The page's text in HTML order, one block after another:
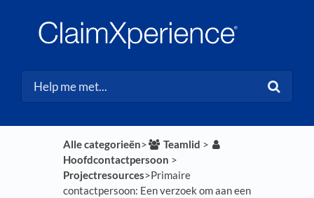
Alle categorieën​>​ ​Teamlid ​ > ​
Hoofdcontactpersoon ​ > ​
Projectresources​>​ Primaire
contactpersoon: Een verzoek om aan een